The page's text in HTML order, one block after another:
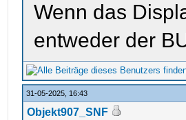
Wenn das
entweder der
31-05-2025, 16:43
Objekt907_SNF